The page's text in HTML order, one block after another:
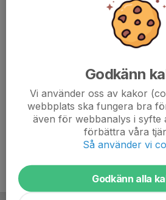
Socialcykling på lättare stig och
verktyg om olyckan är framme så
Välkomna!
Mera Lera MTB trappan.pdf
Godkänn
Vi använder oss av kakor
webbplats ska fungera bra
även för webbanalys i syfte
förbättra våra
Så använder vi
Godkänn alla